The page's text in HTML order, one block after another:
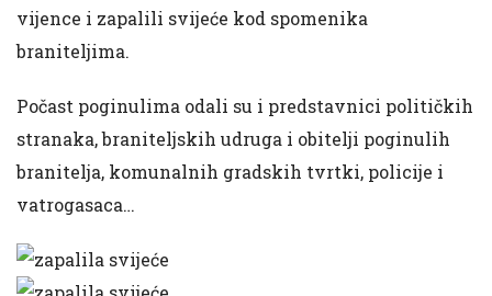
vijence i zapalili svijeće kod spomenika
braniteljima.
Počast poginulima odali su i predstavnici političkih
stranaka, braniteljskih udruga i obitelji poginulih
branitelja, komunalnih gradskih tvrtki, policije i
vatrogasaca…